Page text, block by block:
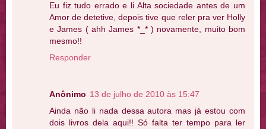
Eu fiz tudo errado e li Alta sociedade antes de um
Amor de detetive, depois tive que reler pra ver Holly
e James ( ahh James *_* ) novamente, muito bom
mesmo!!
Responder
Anônimo 13 de julho de 2010 às 15:47
Ainda não li nada dessa autora mas já estou com
dois livros dela aqui!! Só falta ter tempo para ler